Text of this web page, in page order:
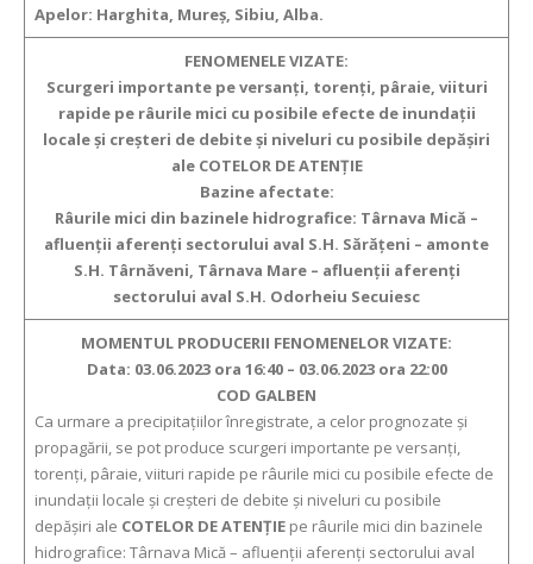
Apelor: Harghita, Mureș, Sibiu, Alba.
FENOMENELE VIZATE:
Scurgeri importante pe versanţi, torenţi, pâraie, viituri
rapide pe râurile mici cu posibile efecte de inundaţii
locale şi creşteri de debite şi niveluri cu posibile depăşiri
ale COTELOR DE ATENŢIE
Bazine afectate:
Râurile mici din bazinele hidrografice: Târnava Mică –
afluenţii aferenţi sectorului aval S.H. Sărățeni – amonte
S.H. Târnăveni, Târnava Mare – afluenţii aferenţi
sectorului aval S.H. Odorheiu Secuiesc
MOMENTUL PRODUCERII FENOMENELOR VIZATE:
Data: 03.06.2023 ora 16:40 – 03.06.2023 ora 22:00
COD GALBEN
Ca urmare a precipitaţiilor înregistrate, a celor prognozate şi
propagării, se pot produce scurgeri importante pe versanţi,
torenţi, pâraie, viituri rapide pe râurile mici cu posibile efecte de
inundaţii locale şi creşteri de debite şi niveluri cu posibile
depăşiri ale COTELOR DE ATENŢIE pe râurile mici din bazinele
hidrografice: Târnava Mică – afluenţii aferenţi sectorului aval